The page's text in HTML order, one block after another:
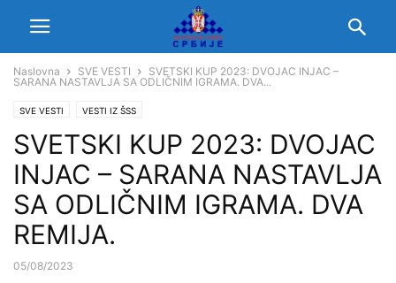
Naslovna SVE VESTI
SVETSKI KUP 2023: DVOJAC INJAC –
SARANA NASTAVLJA SA ODLIČNIM IGRAMA. DVA...
SVE VESTI VESTI IZ ŠSS
SVETSKI KUP 2023: DVOJAC
INJAC – SARANA NASTAVLJA
SA ODLIČNIM IGRAMA. DVA
REMIJA.
05/08/2023